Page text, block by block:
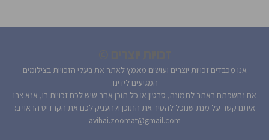
אנו מכבדים זכויות יוצרים ועושים מאמץ לאתר את בעלי הזכויות בצילומים
המגיעים לידינו.
אם נחשפתם באתר לתמונה, סרטון או כל תוכן אחר שיש לכם זכויות בו, אנא צרו
איתנו קשר על מנת שנוכל להסיר את התוכן ולהעניק לכם את הקרדיט הראוי ב:
avihai.zoomat@gmail.com